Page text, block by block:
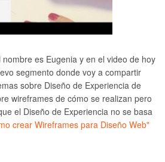
es Eugenia y en el video de hoy
segmento donde voy a compartir
sobre Diseño de Experiencia de
wireframes de cómo se realizan pero
el Diseño de Experiencia no se basa
crear Wireframes para Diseño Web"